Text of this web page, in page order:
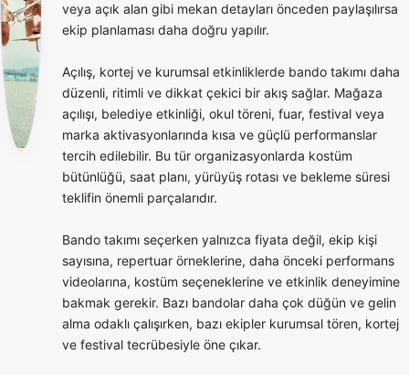
veya açık alan gibi mekan detayları önceden paylaşılırsa
ekip planlaması daha doğru yapılır.
Açılış, kortej ve kurumsal etkinliklerde bando takımı daha
düzenli, ritimli ve dikkat çekici bir akış sağlar. Mağaza
açılışı, belediye etkinliği, okul töreni, fuar, festival veya
marka aktivasyonlarında kısa ve güçlü performanslar
tercih edilebilir. Bu tür organizasyonlarda kostüm
bütünlüğü, saat planı, yürüyüş rotası ve bekleme süresi
teklifin önemli parçalarıdır.
Bando takımı seçerken yalnızca fiyata değil, ekip kişi
sayısına, repertuar örneklerine, daha önceki performans
videolarına, kostüm seçeneklerine ve etkinlik deneyimine
bakmak gerekir. Bazı bandolar daha çok düğün ve gelin
alma odaklı çalışırken, bazı ekipler kurumsal tören, kortej
ve festival tecrübesiyle öne çıkar.